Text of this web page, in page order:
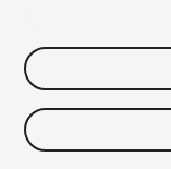
$139.50
세금/부가세는 결제 시